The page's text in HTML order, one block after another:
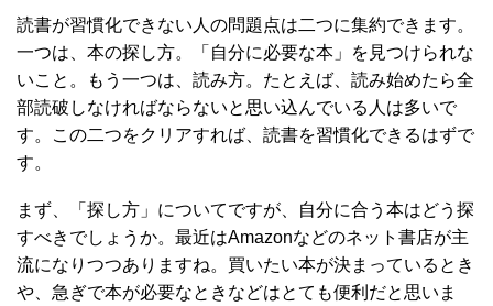
読書が習慣化できない人の問題点は二つに集約できます。
一つは、本の探し方。「自分に必要な本」を見つけられな
いこと。もう一つは、読み方。たとえば、読み始めたら全
部読破しなければならないと思い込んでいる人は多いで
す。この二つをクリアすれば、読書を習慣化できるはずで
す。
まず、「探し方」についてですが、自分に合う本はどう探
すべきでしょうか。最近はAmazonなどのネット書店が主
流になりつつありますね。買いたい本が決まっているとき
や、急ぎで本が必要なときなどはとても便利だと思いま